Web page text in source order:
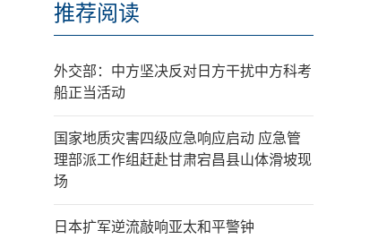
推荐阅读
外交部：中方坚决反对日方干扰中方科考
船正当活动
国家地质灾害四级应急响应启动 应急管
理部派工作组赶赴甘肃宕昌县山体滑坡现
场
日本扩军逆流敲响亚太和平警钟